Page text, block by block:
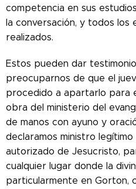
competencia en sus
la conversación, y todos los
realizados.
Estos pueden dar
preocuparnos de que el
procedido a apartarlo para
obra del ministerio del
de manos con ayuno y
declaramos ministro
autorizado de Jesucristo,
cualquier lugar donde la
particularmente en Gorton,